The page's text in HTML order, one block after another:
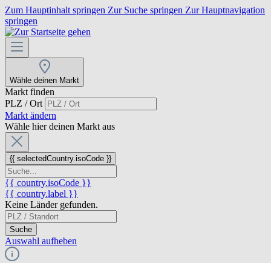
Zum Hauptinhalt springen Zur Suche springen Zur Hauptnavigation
springen
Wähle deinen Markt
Markt finden
PLZ / Ort
Markt ändern
Wähle hier deinen Markt aus
{{ selectedCountry.isoCode }}
{{ country.isoCode }}
{{ country.label }}
Keine Länder gefunden.
Suche
Auswahl aufheben